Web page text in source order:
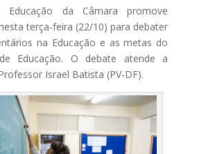
da Câmara promove
terça-feira (22/10) para debater
na Educação e as metas do
Educação. O debate atende a
Israel Batista (PV-DF).